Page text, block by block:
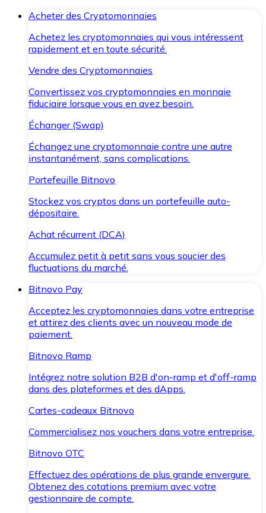
Acheter des Cryptomonnaies
Achetez les cryptomonnaies qui vous intéressent
rapidement et en toute sécurité.
Vendre des Cryptomonnaies
Convertissez vos cryptomonnaies en monnaie
fiduciaire lorsque vous en avez besoin.
Échanger (Swap)
Échangez une cryptomonnaie contre une autre
instantanément, sans complications.
Portefeuille Bitnovo
Stockez vos cryptos dans un portefeuille auto-
dépositaire.
Achat récurrent (DCA)
Accumulez petit à petit sans vous soucier des
fluctuations du marché.
Bitnovo Pay
Acceptez les cryptomonnaies dans votre entreprise
et attirez des clients avec un nouveau mode de
paiement.
Bitnovo Ramp
Intégrez notre solution B2B d'on-ramp et d'off-ramp
dans des plateformes et des dApps.
Cartes-cadeaux Bitnovo
Commercialisez nos vouchers dans votre entreprise.
Bitnovo OTC
Effectuez des opérations de plus grande envergure.
Obtenez des cotations premium avec votre
gestionnaire de compte.